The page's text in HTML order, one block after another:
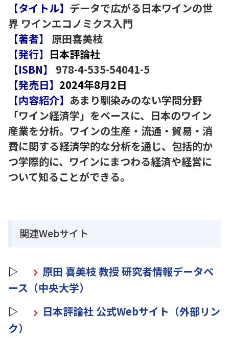
【タイトル】 データで広がる日本ワインの世
界 ワインエコノミクス入門
【著者】
原田喜美枝
【発行】 日本評論社
【ISBN】
978-4-535-54041-5
【発売日】 2024年8月2日
【内容紹介】 あまり馴染みのない学問分野
「ワイン経済学」をベースに、日本のワイン
産業を分析。ワインの生産・流通・貿易・消
費に関する経済学的な分析を通じ、包括的か
つ学際的に、ワインにまつわる経済や経営に
ついて知ることができる。
関連Webサイト
▷
原田 喜美枝 教授 研究者情報データベ
ース（中央大学）
▷
日本評論社 公式Webサイト（外部リン
ク）